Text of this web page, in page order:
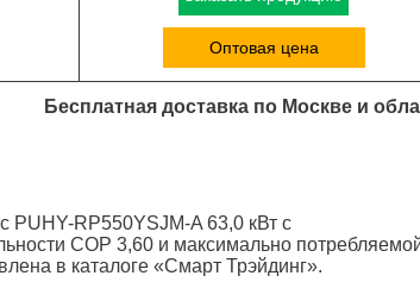
Оптовая цена
Бесплатная доставка по Москве и
PUHY-RP550YSJM-A 63,0 кВт с
COP 3,60 и максимально
в каталоге «Смарт Трэйдинг».